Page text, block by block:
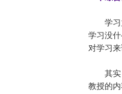
学习力
学习没
对学习来
其实，
教授的